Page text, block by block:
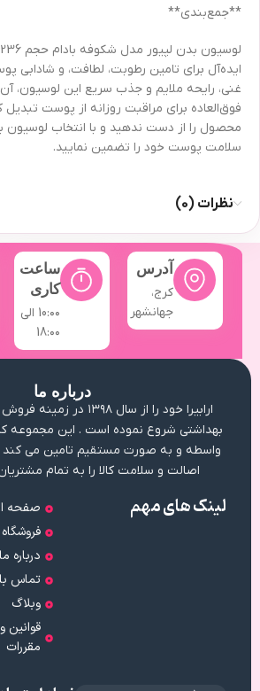
**جمع‌بندی**
ایده‌آل برای تامین رطوبت، لطافت، و شادابی
غنی، رایحه ملایم و جذب سریع این لوسیون، آن
فوق‌العاده برای مراقبت روزانه از پوست
محصول را از دست ندهید و با انتخاب لوسیون
سلامت پوست خود را تضمین نمایید.
نظرات (0)
آدرس
کرج،
جهانشهر
ساعت
کاری
10:۰۰ الی
18:۰۰
لینک های مهم
صفحه
فروشگاه
درباره ما
تماس
وبلاگ
قوانین و
مقررات
درباره ما
ارابیرا خود را از سال
بهداشتی شروع نموده است . این مجموعه
واسطه و به صورت مستقیم تامین می
اصالت و سلامت کالا را به تمام